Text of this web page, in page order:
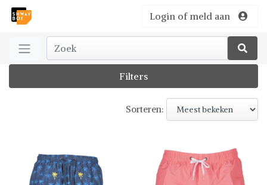
Login of meld aan
Filters
Sorteren: